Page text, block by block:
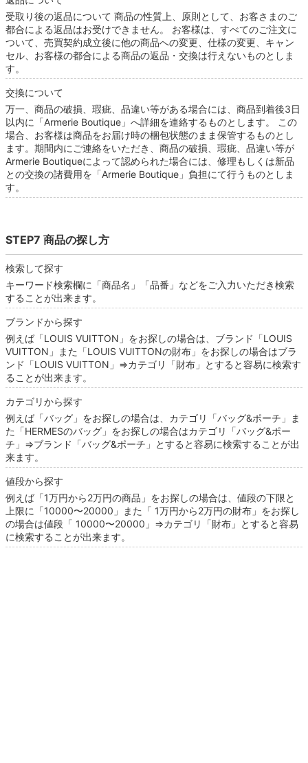
受取り後の返品について 商品の性質上、原則として、お客さまのご
都合による返品はお受けできません。 お客様は、すべてのご注文に
ついて、売買契約成立後に他の商品への変更、仕様の変更、キャン
セル、お客様の都合による商品の返品・交換は行えないものとしま
す。
交換について
万一、商品の破損、瑕疵、品違い等がある場合には、商品到着後3日
以内に「Armerie Boutique」へ詳細を連絡するものとします。 この
場合、お客様は商品をお届け時の梱包状態のまま保管するものとし
ます。期間内にご連絡をいただき、商品の破損、瑕疵、品違い等が
Armerie Boutiqueによって認められた場合には、修理もしくは新品
との交換の諸費用を「Armerie Boutique」負担にて行うものとしま
す。
STEP7 商品の探し方
検索して探す
キーワード検索欄に「商品名」「品番」などをご入力いただき検索
することが出来ます。
ブランドから探す
例えば「LOUIS VUITTON」をお探しの場合は、ブランド「LOUIS
VUITTON」また「LOUIS VUITTONの財布」をお探しの場合はブラ
ンド「LOUIS VUITTON」⇒カテゴリ「財布」とすると容易に検索す
ることが出来ます。
カテゴリから探す
例えば「バッグ」をお探しの場合は、カテゴリ「バッグ&ポーチ」ま
た「HERMESのバッグ」をお探しの場合はカテゴリ「バッグ&ポー
チ」⇒ブランド「バッグ&ポーチ」とすると容易に検索することが出
来ます。
値段から探す
例えば「1万円から2万円の商品」をお探しの場合は、値段の下限と
上限に「10000〜20000」また「 1万円から2万円の財布」をお探し
の場合は値段「 10000〜20000」⇒カテゴリ「財布」とすると容易
に検索することが出来ます。